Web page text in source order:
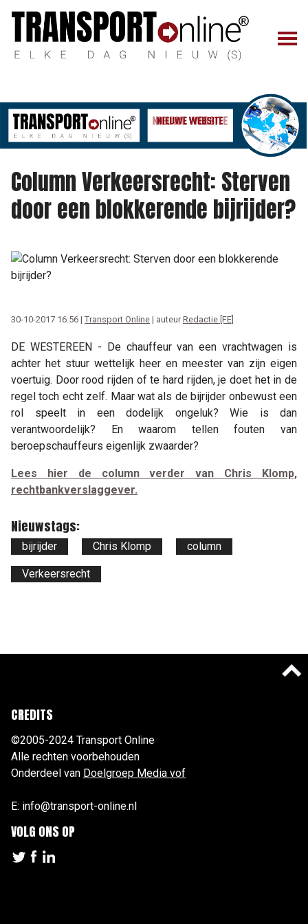
Column Verkeersrecht: Sterven
door een blokkerende bijrijder?
30-10-2017 16:56 | Transport Online | auteur Redactie [FE]
DE WESTEREEN - De chauffeur van een vrachtwagen is
achter het stuur wettelijk heer en meester van zijn eigen
voertuig. Door rood rijden of te hard rijden, je doet het in de
regel toch echt zelf. Maar wat als de bijrijder onbewust een
rol speelt in een dodelijk ongeluk? Wie is dan
verantwoordelijk? En waarom tellen fouten van
beroepschauffeurs eigenlijk zwaarder?
Lees hier de column verder van Chris Klomp,
rechtbankverslaggever.
Nieuwstags:
bijrijder Chris Klomp column
Verkeersrecht
CREDITS
©2005-2024 Transport Online
Alle rechten voorbehouden
Onderdeel van Doelgroep Media vof
E: info@transport-online.nl
VOLG ONS OP